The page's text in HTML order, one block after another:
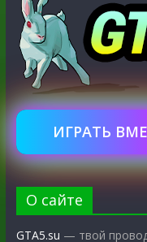
ИГРАТЬ
О сайте
GTA5.su — твой